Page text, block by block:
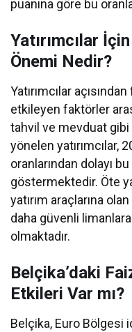
puanına göre bu
Yatırımcılar
Önemi Nedir?
Yatırımcılar
etkileyen faktörler
tahvil ve mevduat gibi
yönelen yatırımcılar,
oranlarından dolayı
göstermektedir. Öte
yatırım araçlarına
daha güvenli
olmaktadır.
Belçika’daki
Etkileri Var mı?
Belçika, Euro Bölgesi